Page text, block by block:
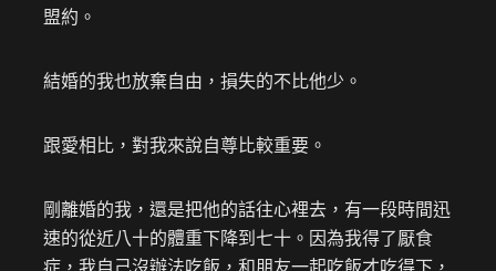
盟約。
結婚的我也放棄自由，損失的不比他少。
跟愛相比，對我來說自尊比較重要。
剛離婚的我，還是把他的話往心裡去，有一段時間迅
速的從近八十的體重下降到七十。因為我得了厭食